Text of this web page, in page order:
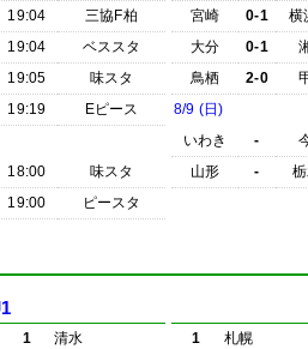
19:04
三協F柏
19:04
ベススタ
19:05
味スタ
19:19
Eピース
18:00
味スタ
19:00 ピースタ
宮崎
0-1 横
大分
0-1
鳥栖
2-0
8/9 (日)
いわき
-
山形
-
1
清水
1 札幌